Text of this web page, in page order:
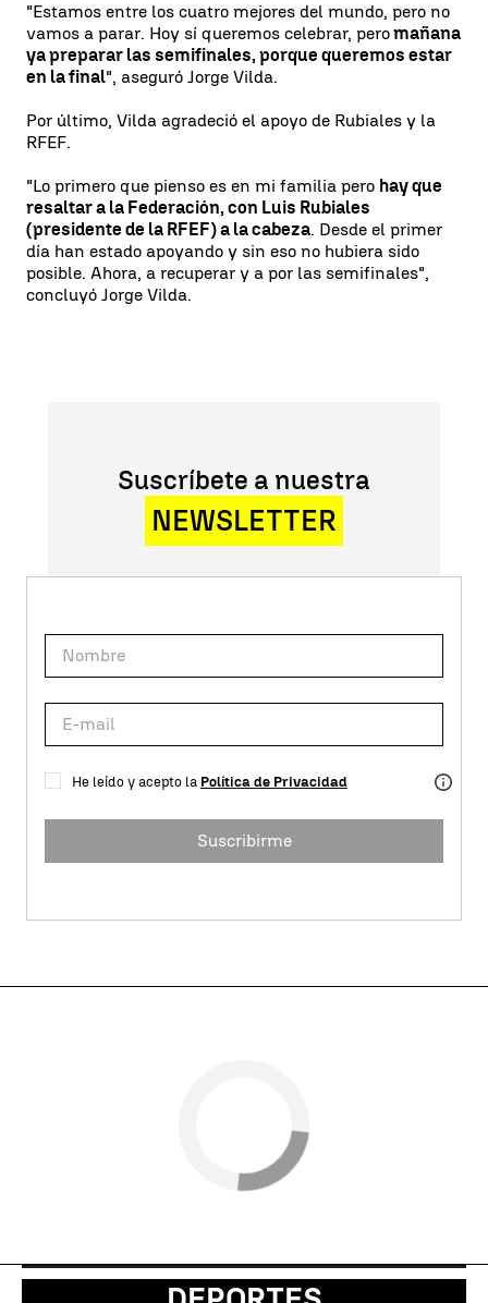
"Estamos entre los cuatro mejores del mundo, pero no
vamos a parar. Hoy sí queremos celebrar, peromañana
ya preparar las semifinales, porque queremos estar
en la final", aseguró Jorge Vilda.
Por último, Vilda agradeció el apoyo de Rubiales y la
RFEF.
"Lo primero que pienso es en mi familia pero hay que
resaltar a la Federación, con Luis Rubiales
(presidente de la RFEF) a la cabeza. Desde el primer
día han estado apoyando y sin eso no hubiera sido
posible. Ahora, a recuperar y a por las semifinales",
concluyó Jorge Vilda.
Suscríbete a nuestra
NEWSLETTER
He leído y acepto la Política de Privacidad
Suscribirme